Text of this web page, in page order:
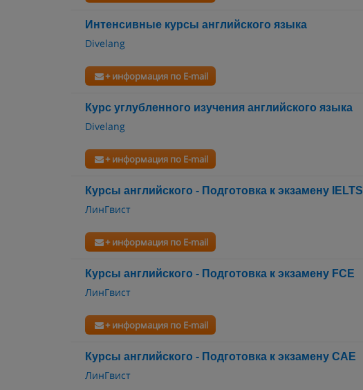
Интенсивные курсы английского языка
Divelang
+ информация по E-mail
Курс углубленного изучения английского языка
Divelang
+ информация по E-mail
Курсы английского - Подготовка к экзамену IELTS
ЛинГвист
+ информация по E-mail
Курсы английского - Подготовка к экзамену FCE
ЛинГвист
+ информация по E-mail
Курсы английского - Подготовка к экзамену CAE
ЛинГвист